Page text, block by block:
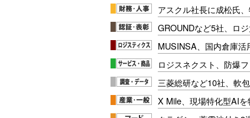
アスクル社長に成松氏
GROUNDなど5社、ロ
MUSINSA、国内倉庫
ロジスネクスト、防爆
三菱総研など10社、軟
X Mile、現場特化型AI